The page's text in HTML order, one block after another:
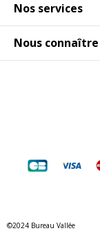
Nos services
Nous connaître
©2024 Bureau Vallée